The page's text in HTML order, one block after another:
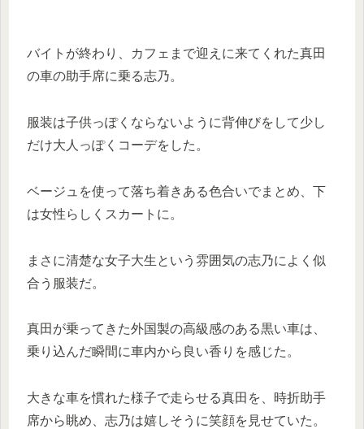
バイトが終わり、カフェまで迎えに来てくれた真田
の車の助手席に乗る志乃。
服装は子供っぽくならないように背伸びをして少し
だけ大人っぽくコーデをした。
ベージュを使って落ち着きある色合いでまとめ、下
は女性らしくスカートに。
まさに清楚な女子大生という雰囲気の志乃によく似
合う服装だ。
真田が乗ってきた外国製の高級感のある黒い車は、
乗り込んだ瞬間に車内から良い香りを感じた。
大きな車を慣れた様子で走らせる真田を、時折助手
席から眺め、志乃は嬉しそうに笑顔を見せていた。